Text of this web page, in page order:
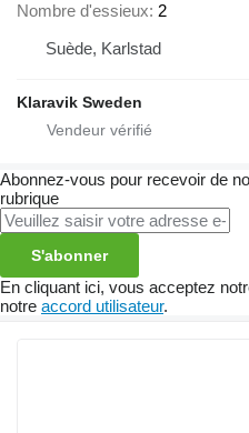
Nombre d'essieux 2
Suède, Karlstad
Klaravik Sweden
Abonnez-vous pour recevoir de
rubrique
S'abonner
En cliquant ici, vous acceptez
notre accord utilisateur.